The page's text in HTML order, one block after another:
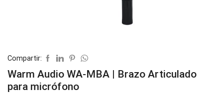
Compartir:
Warm Audio WA-MBA | Brazo Articulado
para micrófono